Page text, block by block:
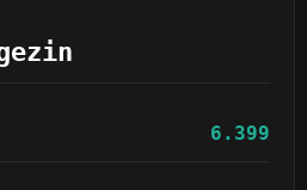
6.399